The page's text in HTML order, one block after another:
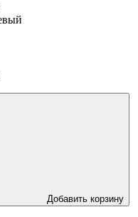
Добавить корзину